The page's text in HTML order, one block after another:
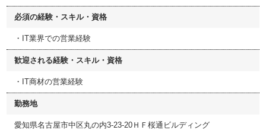
必須の経験・スキル・資格
・IT業界での営業経験
歓迎される経験・スキル・資格
・IT商材の営業経験
勤務地
愛知県名古屋市中区丸の内3-23-20ＨＦ桜通ビルディング